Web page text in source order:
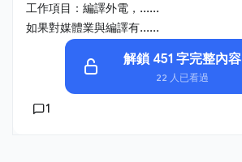
工作項目：編譯外電，......
如果對媒體業與編譯有......
解鎖 451 字完整內容
22 人已看過
1